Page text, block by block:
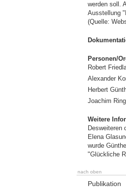
werden soll.
Ausstellung
(Quelle:
Personen/
Robert
Alexander
Herbert
Joachim
Weitere
Desweiteren
Elena
wurde
"Glückliche
nach oben
Publikation